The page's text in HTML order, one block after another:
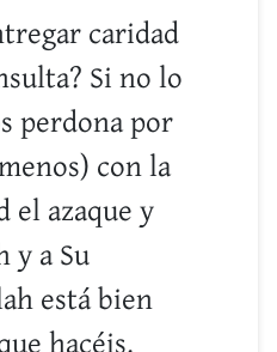
caridad
Si no lo
perdona por
con la
el azaque y
y a Su
está bien
hacéis.